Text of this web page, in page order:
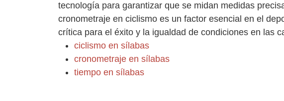
tecnología para garantizar que se midan medidas
cronometraje en ciclismo es un factor esencial en el
crítica para el éxito y la igualdad de condiciones en las
ciclismo en sílabas
cronometraje en sílabas
tiempo en sílabas